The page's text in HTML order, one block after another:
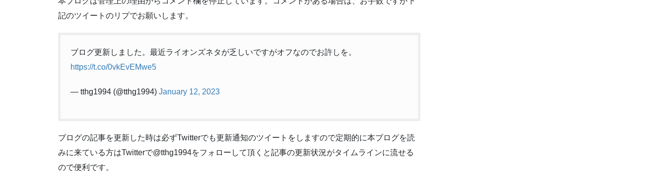
記のツイートのリプでお願いします。
ブログ更新しました。最近ライオンズネタが乏しいですがオフなのでお許しを。
https://t.co/0vkEvEMwe5
— tthg1994 (@tthg1994) January 12, 2023
ブログの記事を更新した時は必ずTwitterでも更新通知のツイートをしますので定期的に本ブログを読
みに来ている方はTwitterで@tthg1994をフォローして頂くと記事の更新状況がタイムラインに流せる
ので便利です。